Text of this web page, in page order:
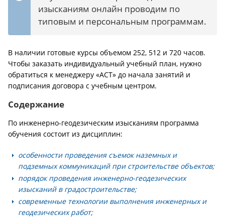
изысканиям онлайн проводим по
типовым и персональным программам.
В наличии готовые курсы объемом 252, 512 и 720 часов.
Чтобы заказать индивидуальный учебный план, нужно
обратиться к менеджеру «АСТ» до начала занятий и
подписания договора с учебным центром.
Содержание
По инженерно-геодезическим изысканиям программа
обучения состоит из дисциплин:
особенности проведения съемок наземных и
подземных коммуникаций при строительстве объектов;
порядок проведения инженерно-геодезических
изысканий в градостроительстве;
современные технологии выполнения инженерных и
геодезических работ;